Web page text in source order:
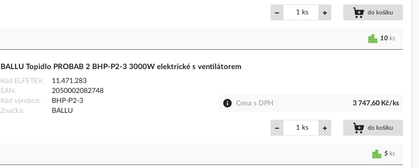
ks do košíku
10 ks
BALLU Topidlo PROBAB 2 BHP-P2-3 3000W elektrické s ventilátorem
Kód ELFETEX
11.471.283
EAN
2050002082748
Kód výrobce
BHP-Р2-3
Značka
BALLU
Cena s DPH 3 747,60 Kč/ks
ks do košíku
5 ks